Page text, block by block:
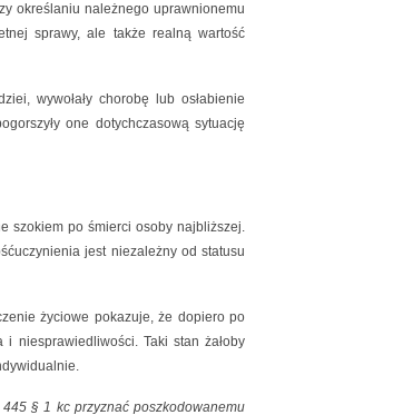
określaniu należnego uprawnionemu
sprawy, ale także realną wartość
wywołały chorobę lub osłabienie
one dotychczasową sytuację
szokiem po śmierci osoby najbliższej.
jest niezależny od statusu
życiowe pokazuje, że dopiero po
niesprawiedliwości. Taki stan żałoby
§ 1 kc przyznać poszkodowanemu